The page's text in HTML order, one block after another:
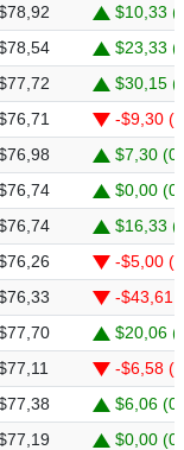
$10,33
$23,33
$30,15
-$9,30 (-
$7,30
$0,00
$16,33
-$5,00 (-
-$43,61
$20,06
-$6,58 (-
$6,06
$0,00